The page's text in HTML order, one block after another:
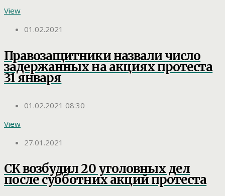
View
01.02.2021
Правозащитники назвали число
задержанных на акциях протеста
31 января
01.02.2021 08:30
View
27.01.2021
СК возбудил 20 уголовных дел
после субботних акций протеста